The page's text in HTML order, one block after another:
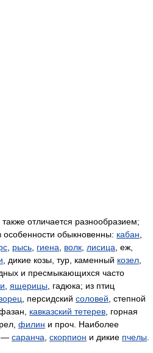
отличается разнообразием;
обыкновенны: кабан,
, рысь, гиена, волк, лисица, еж,
, дикие козы, тур, каменный козел,
и пресмыкающихся часто
, ящерицы, гадюка; из птиц
, персидский соловей, степной
кавказский тетерев, горная
филин и проч. Наиболее
— саранча, скорпион и дикие пчелы.